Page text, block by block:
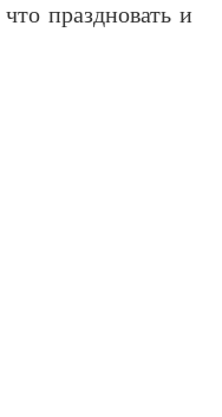
праздновать и